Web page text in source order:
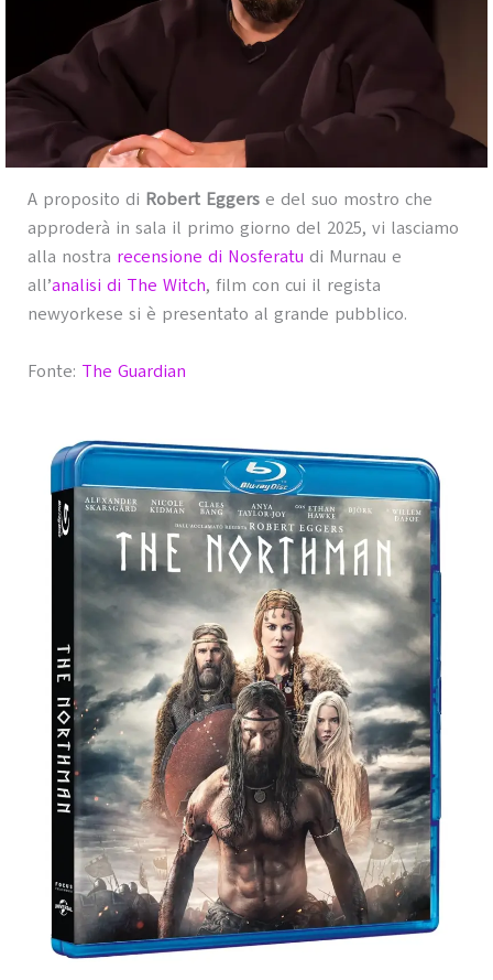
A proposito di Robert Eggerse del suo mostro che
approderà in sala il primo giorno del 2025, vi lasciamo
alla nostra recensione di Nosferatu di Murnau e
all’analisi di The Witch, film con cui il regista
newyorkese si è presentato al grande pubblico.
Fonte: The Guardian